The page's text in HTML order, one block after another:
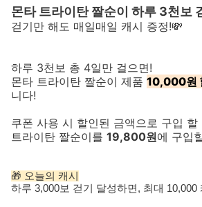
몬타 트라이탄 짤순이 하루 3천보
걷기만 해도 매일매일 캐시 증정!💸
하루 3천보 총 4일만 걸으면!
몬타 트라이탄 짤순이 제품 10,000원
니다!
쿠폰 사용 시 할인된 금액으로 구입 할
트라이탄 짤순이를 19,800원에 구입
🎁 오늘의 캐시
하루 3,000보 걷기 달성하면, 최대 10,000